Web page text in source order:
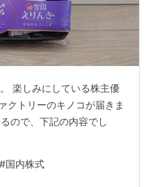
楽しみにしている株主優
クトリーのキノコが届きま
ので、下記の内容でし
#国内株式